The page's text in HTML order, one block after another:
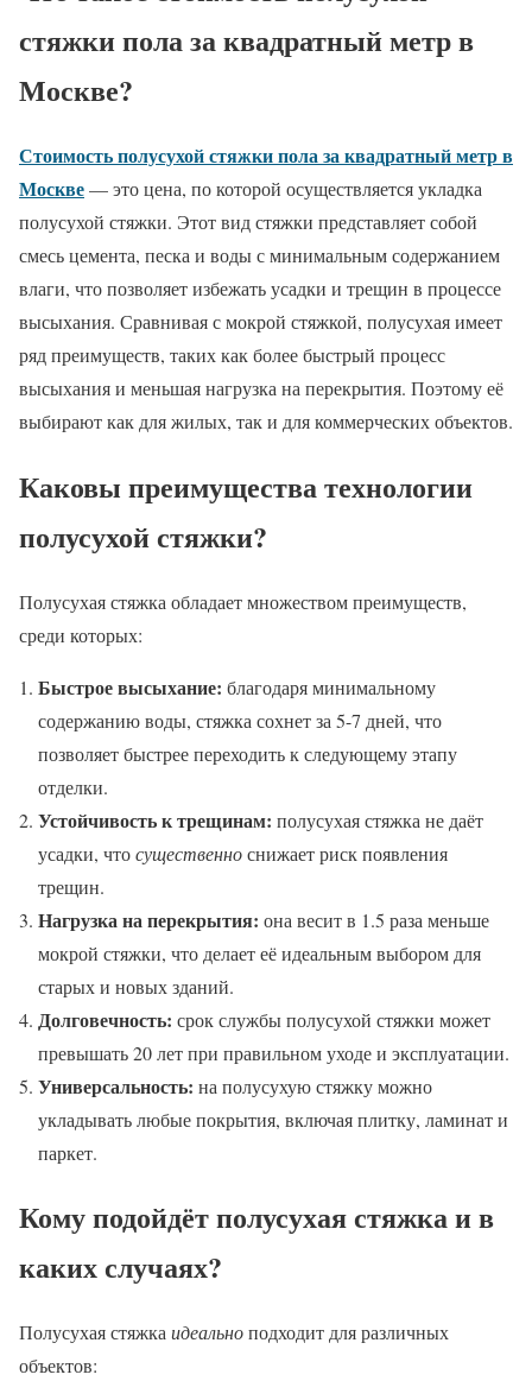
стяжки пола за квадратный метр в
Москве?
Стоимость полусухой стяжки пола за квадратный метр в
Москве— это цена, по которой осуществляется укладка
полусухой стяжки. Этот вид стяжки представляет собой
смесь цемента, песка и воды с минимальным содержанием
влаги, что позволяет избежать усадки и трещин в процессе
высыхания. Сравнивая с мокрой стяжкой, полусухая имеет
ряд преимуществ, таких как более быстрый процесс
высыхания и меньшая нагрузка на перекрытия. Поэтому её
выбирают как для жилых, так и для коммерческих объектов.
Каковы преимущества технологии
полусухой стяжки?
Полусухая стяжка обладает множеством преимуществ,
среди которых:
Быстрое высыхание: благодаря минимальному
содержанию воды, стяжка сохнет за 5-7 дней, что
позволяет быстрее переходить к следующему этапу
отделки.
Устойчивость к трещинам: полусухая стяжка не даёт
усадки, чтосущественноснижает риск появления
трещин.
Нагрузка на перекрытия: она весит в 1.5 раза меньше
мокрой стяжки, что делает её идеальным выбором для
старых и новых зданий.
Долговечность: срок службы полусухой стяжки может
превышать 20 лет при правильном уходе и эксплуатации.
Универсальность: на полусухую стяжку можно
укладывать любые покрытия, включая плитку, ламинат и
паркет.
Кому подойдёт полусухая стяжка и в
каких случаях?
Полусухая стяжкаидеальноподходит для различных
объектов: